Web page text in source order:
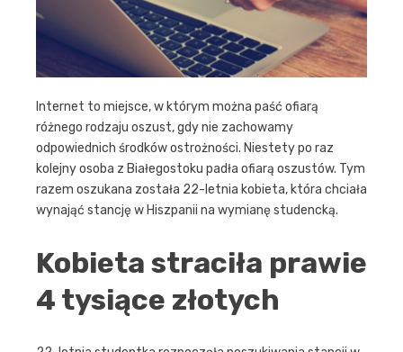
Internet to miejsce, w którym można paść ofiarą
różnego rodzaju oszust, gdy nie zachowamy
odpowiednich środków ostrożności. Niestety po raz
kolejny osoba z Białegostoku padła ofiarą oszustów. Tym
razem oszukana została 22-letnia kobieta, która chciała
wynająć stancję w Hiszpanii na wymianę studencką.
Kobieta straciła prawie
4 tysiące złotych